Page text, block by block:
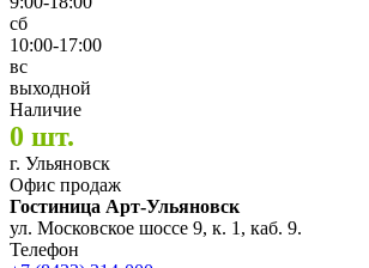
сб
10:00-17:00
вс
выходной
Наличие
0 шт.
г. Ульяновск
Офис продаж
Гостиница Арт-Ульяновск
ул. Московское шоссе 9, к. 1, каб. 9.
Телефон